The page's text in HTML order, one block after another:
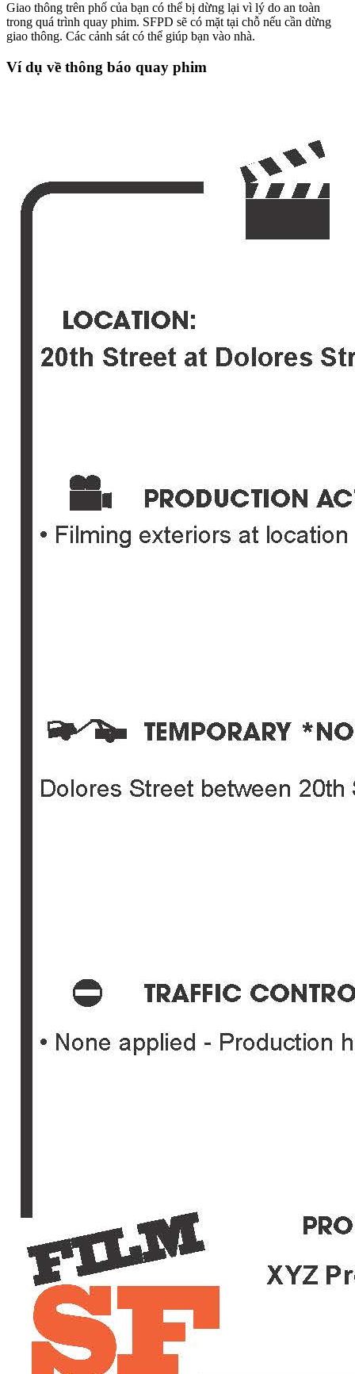
Giao thông trên phố của bạn có thể bị dừng lại vì lý do an toàn
trong quá trình quay phim. SFPD sẽ có mặt tại chỗ nếu cần dừng
giao thông. Các cảnh sát có thể giúp bạn vào nhà.
Ví dụ về thông báo quay phim